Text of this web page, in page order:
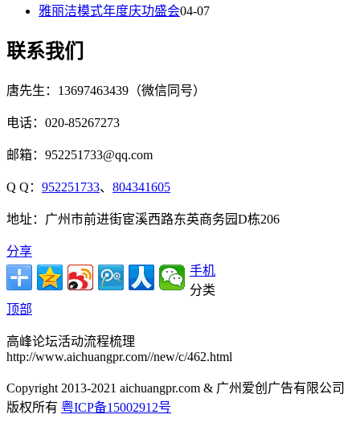
雅丽洁模式年度庆功盛会04-07
联系我们
唐先生：13697463439（微信同号）
电话：020-85267273
邮箱：952251733@qq.com
Q Q： 952251733、 804341605
地址：广州市前进街宦溪西路东英商务园D栋206
分享
手机
分类
顶部
高峰论坛活动流程梳理
http://www.aichuangpr.com//new/c/462.html
Copyright 2013-2021 aichuangpr.com & 广州爱创广告有限公司
版权所有 粤ICP备15002912号